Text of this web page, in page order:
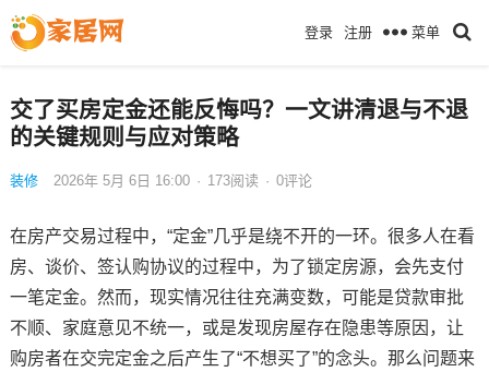
登录 注册 菜单
交了买房定金还能反悔吗？一文讲清退与不退
的关键规则与应对策略
装修 2026年 5月 6日 16:00 · 173阅读 · 0评论
在房产交易过程中，“定金”几乎是绕不开的一环。很多人在看
房、谈价、签认购协议的过程中，为了锁定房源，会先支付
一笔定金。然而，现实情况往往充满变数，可能是贷款审批
不顺、家庭意见不统一，或是发现房屋存在隐患等原因，让
购房者在交完定金之后产生了“不想买了”的念头。那么问题来